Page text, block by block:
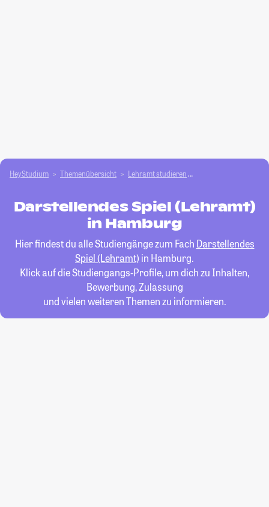
HeyStudium Themenübersicht Lehramt studieren
Darstellendes Spiel (Lehramt)
in Hamburg
Hier findest du alle Studiengänge zum Fach Darstellendes
Spiel (Lehramt) in Hamburg.
Klick auf die Studiengangs-Profile, um dich zu Inhalten,
Bewerbung, Zulassung
und vielen weiteren Themen zu informieren.